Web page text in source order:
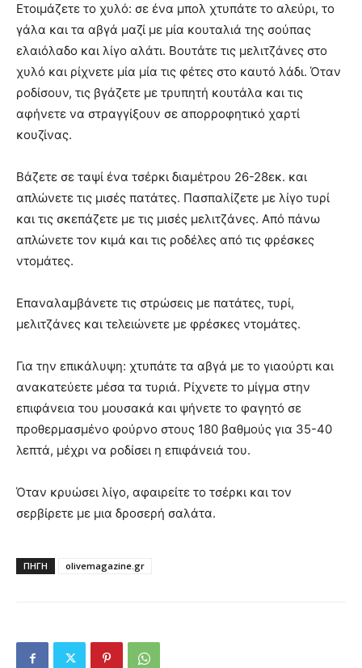
Ετοιμάζετε το χυλό: σε ένα μπολ χτυπάτε το αλεύρι, το
γάλα και τα αβγά μαζί με μία κουταλιά της σούπας
ελαιόλαδο και λίγο αλάτι. Βουτάτε τις μελιτζάνες στο
χυλό και ρίχνετε μία μία τις φέτες στο καυτό λάδι. Όταν
ροδίσουν, τις βγάζετε με τρυπητή κουτάλα και τις
αφήνετε να στραγγίξουν σε απορροφητικό χαρτί
κουζίνας.
Βάζετε σε ταψί ένα τσέρκι διαμέτρου 26-28εκ. και
απλώνετε τις μισές πατάτες. Πασπαλίζετε με λίγο τυρί
και τις σκεπάζετε με τις μισές μελιτζάνες. Από πάνω
απλώνετε τον κιμά και τις ροδέλες από τις φρέσκες
ντομάτες.
Επαναλαμβάνετε τις στρώσεις με πατάτες, τυρί,
μελιτζάνες και τελειώνετε με φρέσκες ντομάτες.
Για την επικάλυψη: χτυπάτε τα αβγά με το γιαούρτι και
ανακατεύετε μέσα τα τυριά. Ρίχνετε το μίγμα στην
επιφάνεια του μουσακά και ψήνετε το φαγητό σε
προθερμασμένο φούρνο στους 180 βαθμούς για 35-40
λεπτά, μέχρι να ροδίσει η επιφάνειά του.
Όταν κρυώσει λίγο, αφαιρείτε το τσέρκι και τον
σερβίρετε με μια δροσερή σαλάτα.
ΠΗΓΗ olivemagazine.gr